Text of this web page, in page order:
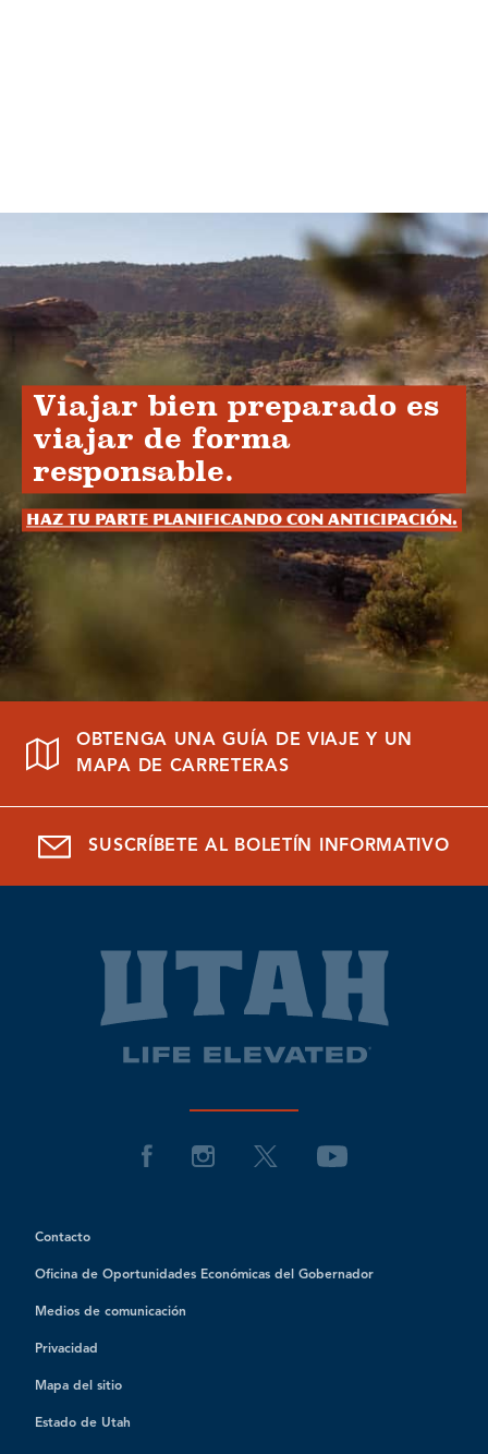
Viajar bien preparado es
viajar de forma
responsable.
Haz tu parte planificando con anticipación.
OBTENGA UNA GUÍA DE VIAJE Y UN
MAPA DE CARRETERAS
SUSCRÍBETE AL BOLETÍN INFORMATIVO
Contacto
Oficina de Oportunidades Económicas del Gobernador
Medios de comunicación
Privacidad
Mapa del sitio
Estado de Utah